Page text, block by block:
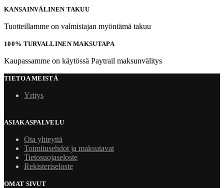
KANSAINVÄLINEN TAKUU
Tuotteillamme on valmistajan myöntämä takuu
100% TURVALLINEN MAKSUTAPA
Kaupassamme on käytössä Paytrail maksunvälitys
TIETOA MEISTÄ
Yritys
ASIAKASPALVELU
Ota yhteyttä
Toimitusehdot ja maksutavat
Tietosuojaseloste
Rekisteriseloste
OMAT SIVUT